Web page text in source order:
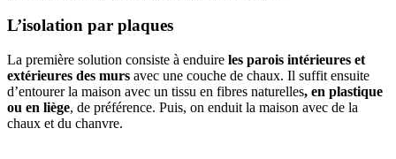
L’isolation par plaques
La première solution consiste à enduire les parois intérieures et
extérieures des murs avec une couche de chaux. Il suffit ensuite
d’entourer la maison avec un tissu en fibres naturelles, en plastique
ou en liège, de préférence. Puis, on enduit la maison avec de la
chaux et du chanvre.